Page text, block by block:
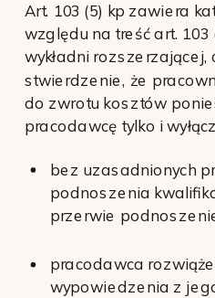
Art. 103 (5) kp zawiera
względu na treść art.
wykładni
stwierdzenie, że
do zwrotu kosztów
pracodawcę tylko i
bez uzasadnionych
podnoszenia
przerwie
pracodawca
wypowiedzenia z